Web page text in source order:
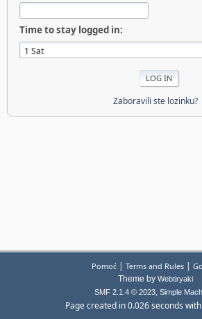
Time to stay logged in:
Zaboravili ste lozinku?
Pomoć| Terms and Rules|
Theme by Webtiryaki
SMF 2.1.4 © 2023, Simple
Page created in 0.026 seconds